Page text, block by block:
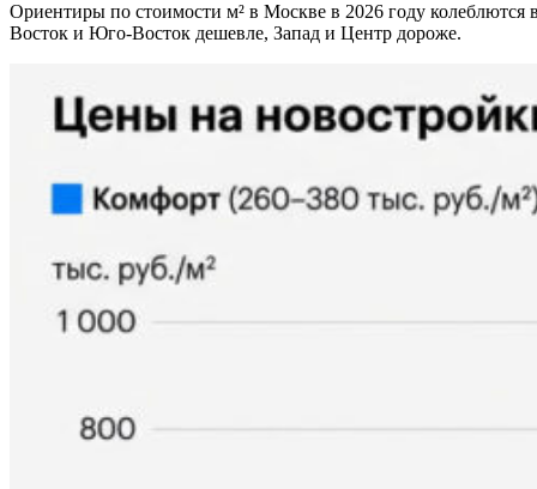
Ориентиры по стоимости м² в Москве в 2026 году
Восток и Юго-Восток дешевле, Запад и Центр дороже.